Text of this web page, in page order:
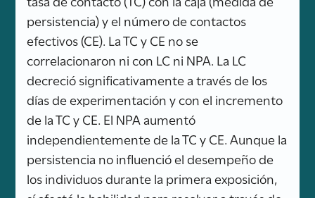
persistencia) y el número de contactos
efectivos (CE). La TC y CE no se
correlacionaron ni con LC ni NPA. La LC
decreció significativamente a través de los
días de experimentación y con el incremento
de la TC y CE. El NPA aumentó
independientemente de la TC y CE. Aunque la
persistencia no influenció el desempeño de
los individuos durante la primera exposición,